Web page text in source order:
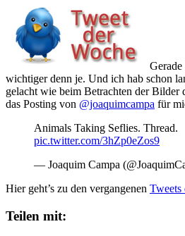
wichtiger denn je. Und ich hab schon
gelacht wie beim Betrachten der Bilder
das Posting von @joaquimcampa für
Animals Taking Seflies. Thread.
pic.twitter.com/3hZp0eZos9
— Joaquim Campa
Hier geht’s zu den vergangenen Tweets
Teilen mit: